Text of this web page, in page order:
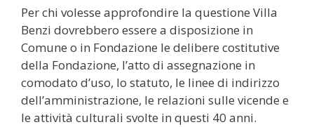
Per chi volesse approfondire la questione Villa
Benzi dovrebbero essere a disposizione in
Comune o in Fondazione le delibere costitutive
della Fondazione, l’atto di assegnazione in
comodato d’uso, lo statuto, le linee di indirizzo
dell’amministrazione, le relazioni sulle vicende e
le attività culturali svolte in questi 40 anni.